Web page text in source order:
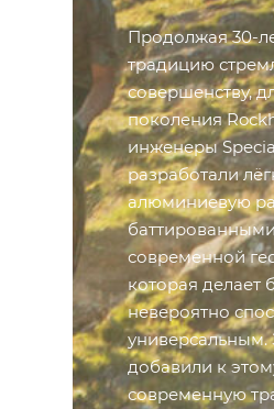
Продолжая 30-
традицию
совершенству,
поколения
инженеры
разработали
алюминиевую
современной
которая делает
невероятно
универсальным.
добавили к
современную